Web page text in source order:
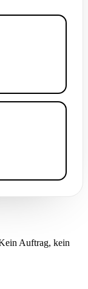
Auftrag, kein